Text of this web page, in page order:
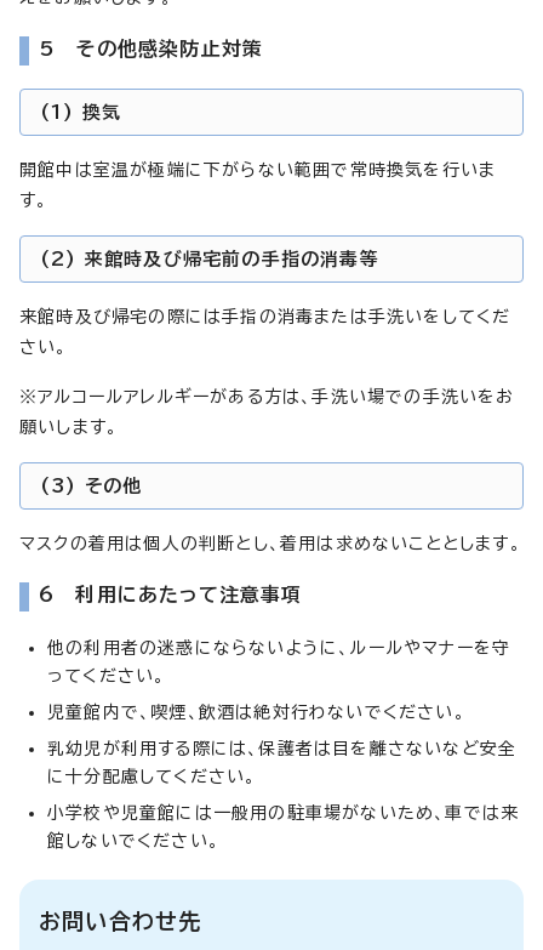
5 その他感染防止対策
(1) 換気
開館中は室温が極端に下がらない範囲で常時換気を行いま
す。
(2) 来館時及び帰宅前の手指の消毒等
来館時及び帰宅の際には手指の消毒または手洗いをしてくだ
さい。
※アルコールアレルギーがある方は、手洗い場での手洗いをお
願いします。
(3) その他
マスクの着用は個人の判断とし、着用は求めないこととします。
6 利用にあたって注意事項
他の利用者の迷惑にならないように、ルールやマナーを守
ってください。
児童館内で、喫煙、飲酒は絶対行わないでください。
乳幼児が利用する際には、保護者は目を離さないなど安全
に十分配慮してください。
小学校や児童館には一般用の駐車場がないため、車では来
館しないでください。
お問い合わせ先